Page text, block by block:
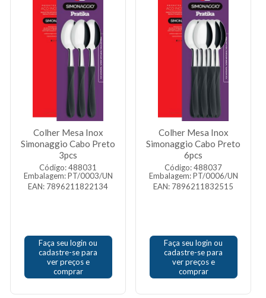
Colher Mesa Inox
Simonaggio Cabo Preto
3pcs
Código: 488031
Embalagem: PT/0003/UN
EAN: 7896211822134
Faça seu login ou
cadastre-se para
ver preços e
comprar
Colher Mesa Inox
Simonaggio Cabo Preto
6pcs
Código: 488037
Embalagem: PT/0006/UN
EAN: 7896211832515
Faça seu login ou
cadastre-se para
ver preços e
comprar